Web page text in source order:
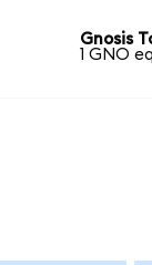
Gnosis
1 GNO